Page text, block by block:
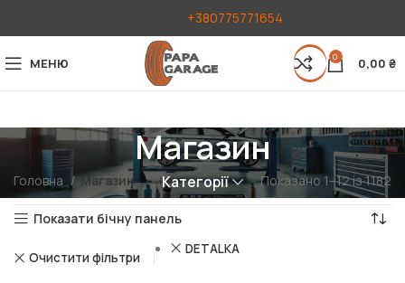
+380775771654
МЕНЮ 0 0,00 ₴
Магазин
Категорії
Головна Магазин Показано 1–12 із 1182
Показати бічну панель
Очистити фільтри
DETALKA